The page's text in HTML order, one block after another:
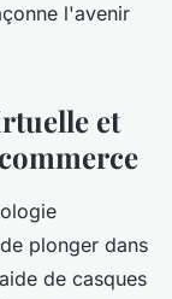
l'avenir
et
plonger dans
de casques